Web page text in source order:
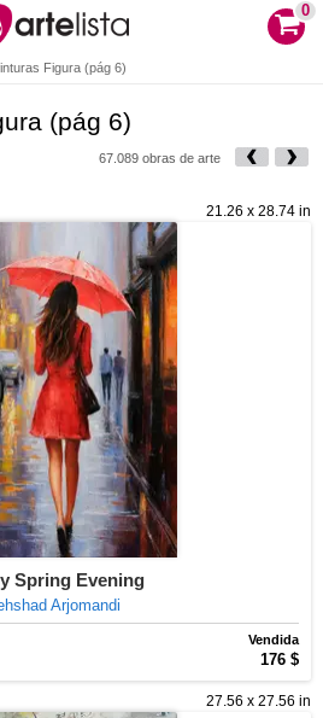
0
Figura (pág 6)
(pág 6)
67.089 obras de arte
21.26 x 28.74 in
Spring Evening
Arjomandi
Vendida
176 $
27.56 x 27.56 in